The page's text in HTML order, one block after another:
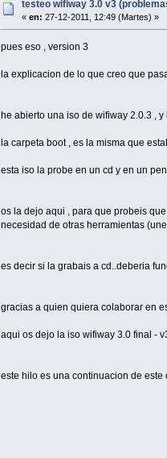
testeo wifiway 3.0 v3
« en: 27-12-2011, 12:49 (Martes) »
pues eso , version 3
la explicacion de lo que creo que
he abierto una iso de wifiway 2.0.3 ,
la carpeta boot , es la misma que
esta iso la probe en un cd y en un
os la dejo aqui , para que probeis
necesidad de otras herramientas
es decir si la grabais a cd..deberia
gracias a quien quiera colaborar en
aqui os dejo la iso wifiway 3.0 final -
este hilo es una continuacion de este